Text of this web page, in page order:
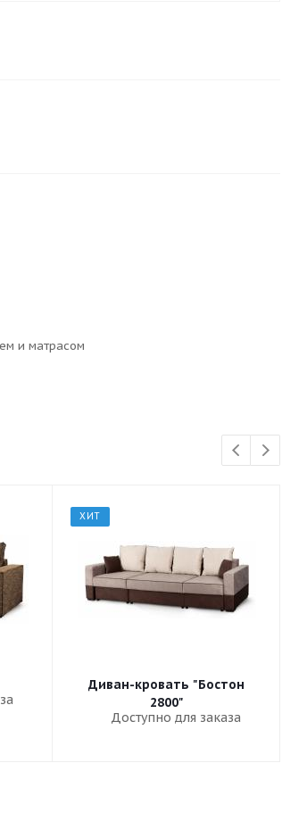
и матрасом
ХИТ
Диван-кровать "Бостон
2800"
Доступно для заказа